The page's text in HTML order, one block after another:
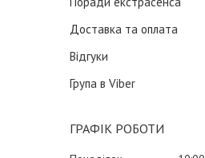
Доставка та оплата
Відгуки
Група в Viber
ГРАФІК РОБОТИ